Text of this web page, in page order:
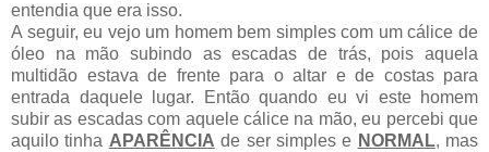
entendia que era isso.
A seguir, eu vejo um homem bem simples com um cálice de
óleo na mão subindo as escadas de trás, pois aquela
multidão estava de frente para o altar e de costas para
entrada daquele lugar. Então quando eu vi este homem
subir as escadas com aquele cálice na mão, eu percebi que
aquilo tinha APARÊNCIA de ser simples e NORMAL, mas